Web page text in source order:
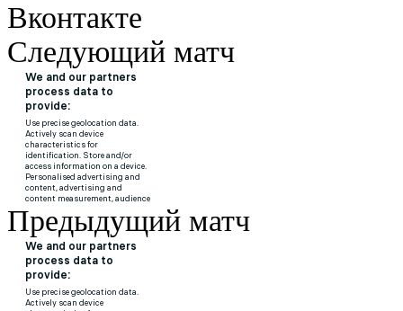
Вконтакте
Следующий матч
Предыдущий матч